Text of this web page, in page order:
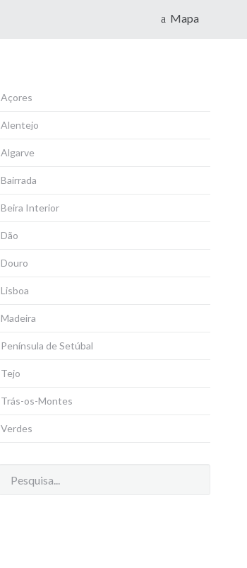
Mapa
Açores
Alentejo
Algarve
Bairrada
Beira Interior
Dão
Douro
Lisboa
Madeira
Península de Setúbal
Tejo
Trás-os-Montes
Verdes